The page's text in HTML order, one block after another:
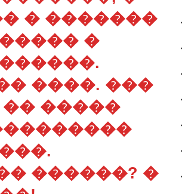
� �������
�
����. ���
�����
������? �